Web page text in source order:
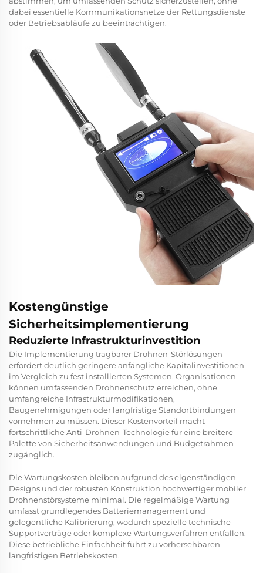
dabei essentielle Kommunikationsnetze der Rettungsdienste
oder Betriebsabläufe zu beeinträchtigen.
Kostengünstige
Sicherheitsimplementierung
Reduzierte Infrastrukturinvestition
Die Implementierung tragbarer Drohnen-Störlösungen
erfordert deutlich geringere anfängliche Kapitalinvestitionen
im Vergleich zu fest installierten Systemen. Organisationen
können umfassenden Drohnenschutz erreichen, ohne
umfangreiche Infrastrukturmodifikationen,
Baugenehmigungen oder langfristige Standortbindungen
vornehmen zu müssen. Dieser Kostenvorteil macht
fortschrittliche Anti-Drohnen-Technologie für eine breitere
Palette von Sicherheitsanwendungen und Budgetrahmen
zugänglich.
Die Wartungskosten bleiben aufgrund des eigenständigen
Designs und der robusten Konstruktion hochwertiger mobiler
Drohnenstörsysteme minimal. Die regelmäßige Wartung
umfasst grundlegendes Batteriemanagement und
gelegentliche Kalibrierung, wodurch spezielle technische
Supportverträge oder komplexe Wartungsverfahren entfallen.
Diese betriebliche Einfachheit führt zu vorhersehbaren
langfristigen Betriebskosten.